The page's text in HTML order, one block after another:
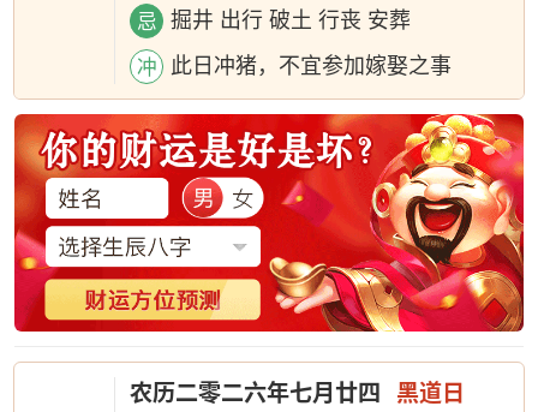
忌 掘井 出行 破土 行丧 安葬
冲 此日冲猪，不宜参加嫁娶之事
农历二零二六年七月廿四 黑道日